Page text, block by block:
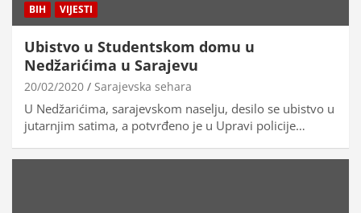
BIH VIJESTI
Ubistvo u Studentskom domu u
Nedžarićima u Sarajevu
20/02/2020 Sarajevska sehara
U Nedžarićima, sarajevskom naselju, desilo se ubistvo u
jutarnjim satima, a potvrđeno je u Upravi policije…